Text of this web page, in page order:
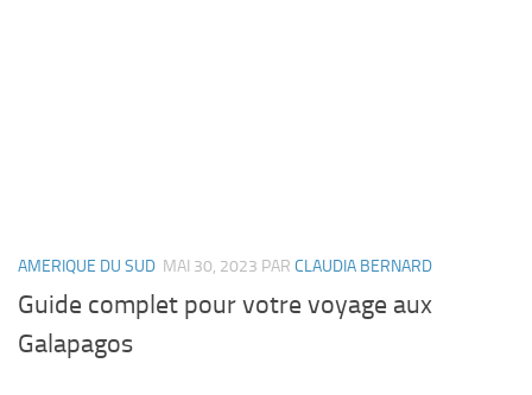
AMERIQUE DU SUD MAI 30, 2023 PAR CLAUDIA BERNARD
Guide complet pour votre voyage aux
Galapagos